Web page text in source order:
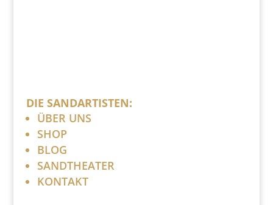
DIE SANDARTISTEN:
ÜBER UNS
SHOP
BLOG
SANDTHEATER
KONTAKT